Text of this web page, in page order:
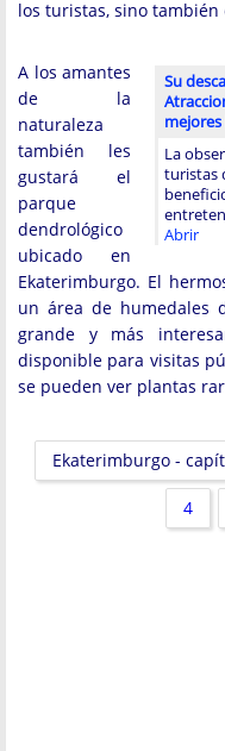
los turistas, sino también
Su
La
turistas
Abrir
A los amantes
de la
naturaleza
también les
gustará el
parque
dendrológico
ubicado en
Ekaterimburgo. El
un área de humedales
grande y más
disponible para visitas
se pueden ver plantas
Ekaterimburgo -
4